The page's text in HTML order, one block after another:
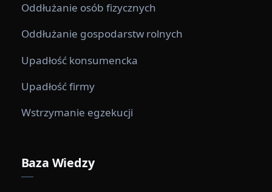
Oddłużanie osób fizycznych
Oddłużanie gospodarstw rolnych
Upadłość konsumencka
Upadłość firmy
Wstrzymanie egzekucji
Baza Wiedzy